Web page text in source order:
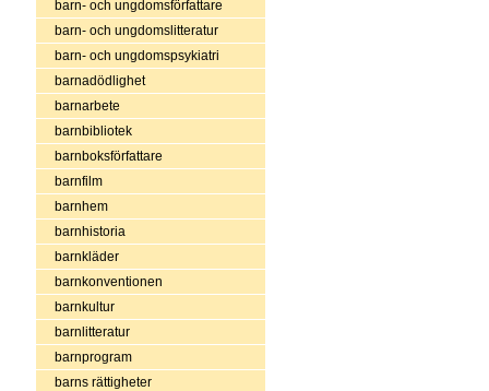
barn- och ungdomsförfattare
barn- och ungdomslitteratur
barn- och ungdomspsykiatri
barnadödlighet
barnarbete
barnbibliotek
barnboksförfattare
barnfilm
barnhem
barnhistoria
barnkläder
barnkonventionen
barnkultur
barnlitteratur
barnprogram
barns rättigheter